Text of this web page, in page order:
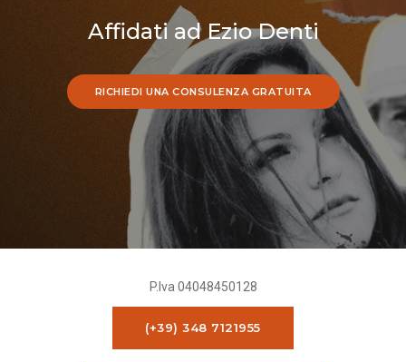
Affidati ad Ezio Denti
RICHIEDI UNA CONSULENZA GRATUITA
P.Iva 04048450128
(+39) 348 7121955